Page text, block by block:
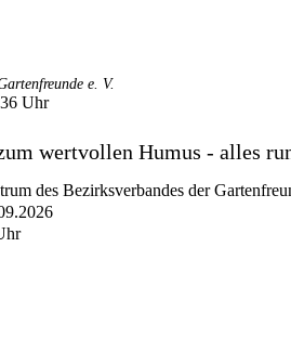
e. V.
Uhr
wertvollen Humus - alles
des Bezirksverbandes der